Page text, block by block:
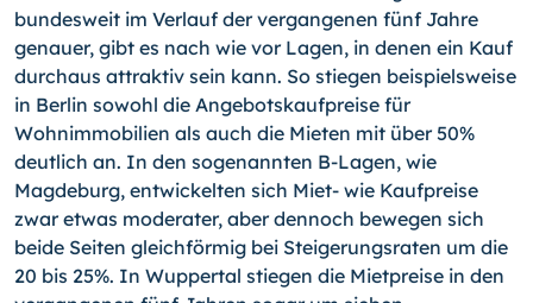
bundesweit im Verlauf der vergangenen fünf Jahre
genauer, gibt es nach wie vor Lagen, in denen ein Kauf
durchaus attrak­tiv sein kann. So stiegen beispielsweise
in Berlin sowohl die Angebotskaufpreise für
Wohnimmobilien als auch die Mieten mit über 50%
deutlich an. In den sogenannten B-Lagen, wie
Magdeburg, entwickelten sich Miet- wie Kaufpreise
zwar etwas moderater, aber dennoch bewegen sich
beide Seiten gleichförmig bei Steigerungsraten um die
20 bis 25%. In Wuppertal stiegen die Mietpreise in den